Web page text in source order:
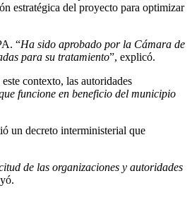
estratégica del proyecto para optimizar
“Ha sido aprobado por la Cámara de
para su tratamiento”, explicó.
contexto, las autoridades
funcione en beneficio del municipio
un decreto interministerial que
de las organizaciones y autoridades